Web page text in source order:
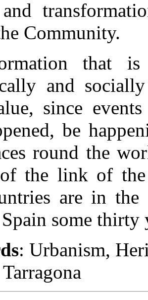
and
Community.
that is
and
since
be
round the
of the link of the
are in
some thirty
: Urbanism,